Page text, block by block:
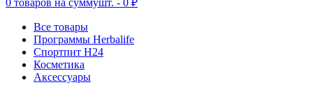
0 товаров на суммушт. - 0 ₽
Все товары
Программы Herbalife
Спортпит H24
Косметика
Аксессуары